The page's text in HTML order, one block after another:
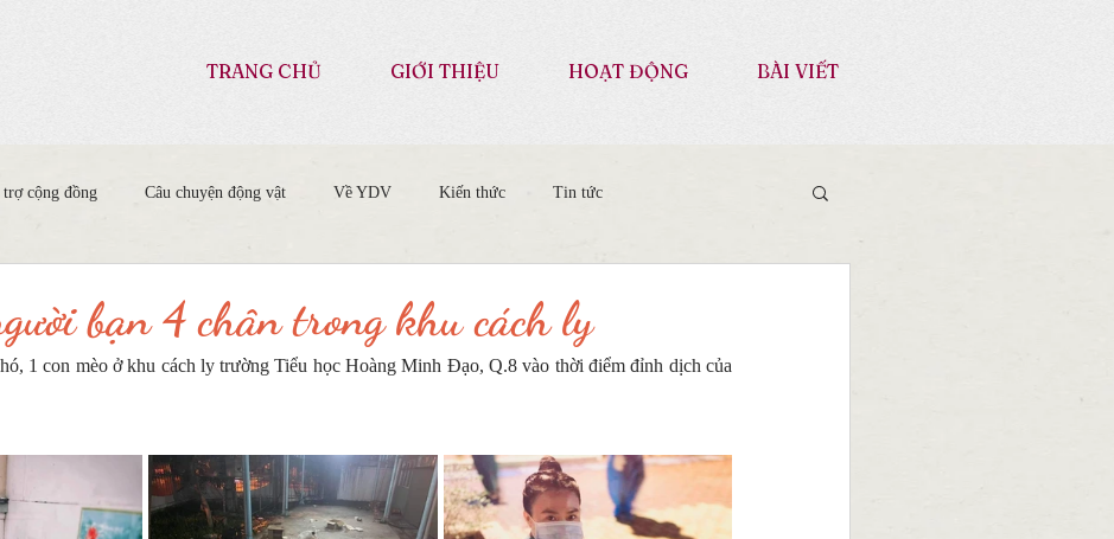
TRANG CHỦ GIỚI THIỆU HOẠT ĐỘNG BÀI VIẾT
cộng đồng Câu chuyện động vật Về YDV Kiến thức Tin tức
bạn 4 chân trong khu cách ly
1 con mèo ở khu cách ly trường Tiểu học Hoàng Minh Đạo, Q.8 vào thời điểm đỉnh dịch của